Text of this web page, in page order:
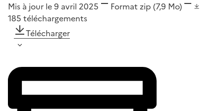
Mis à jour le 9 avril 2025 Format zip (7,9 Mo)
185 téléchargements
Télécharger